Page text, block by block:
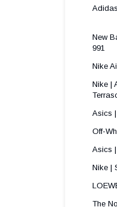
New
Nike
Nike |
Asics
Off-
Asics
Nike |
The